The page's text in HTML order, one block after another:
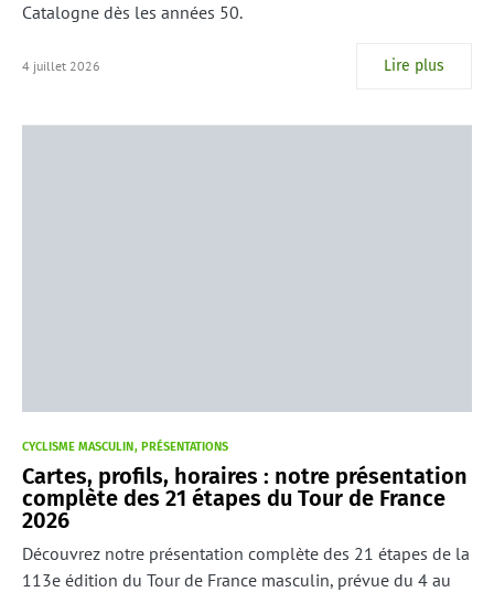
Catalogne dès les années 50.
4 juillet 2026 Lire plus
CYCLISME MASCULIN PRÉSENTATIONS
Cartes, profils, horaires : notre présentation
complète des 21 étapes du Tour de France
2026
Découvrez notre présentation complète des 21 étapes de la
113e édition du Tour de France masculin, prévue du 4 au